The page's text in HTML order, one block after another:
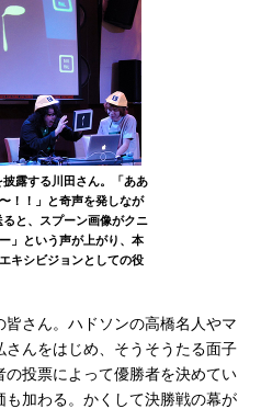
披露する川田さん。「ああ
！！」と奇声を発しなが
と、スプーン画像がクニ
」という声が上がり、本
キシビジョンとしての役
さん。ハドソンの高橋名人やマ
んをはじめ、そうそうたる面子
投票によって優勝者を決めてい
加わる。かくして決勝戦の幕が